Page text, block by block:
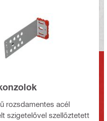
rozsdamentes acél
szigetelővel szellőztetett